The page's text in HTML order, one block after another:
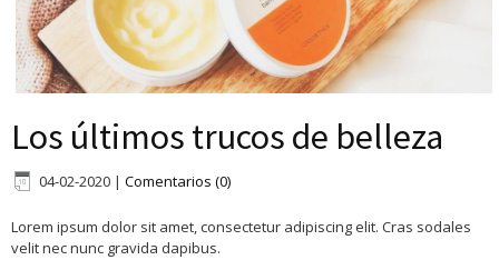
Los últimos trucos de belleza
04-02-2020 | Comentarios (0)
Lorem ipsum dolor sit amet, consectetur adipiscing elit. Cras sodales
velit nec nunc gravida dapibus.